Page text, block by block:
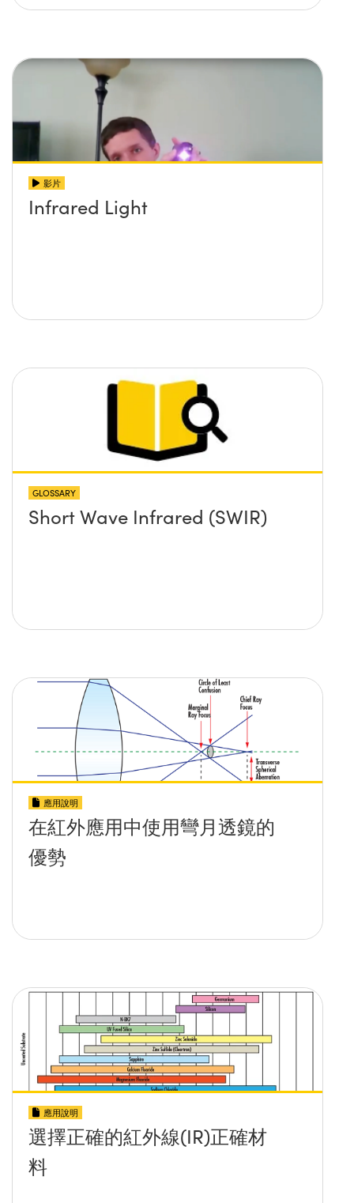
imaging systems
影片
Infrared Light
GLOSSARY
Short Wave Infrared (SWIR)
應用說明
在紅外應用中使用彎月透鏡的
優勢
應用說明
選擇正確的紅外線(IR)正確材
料